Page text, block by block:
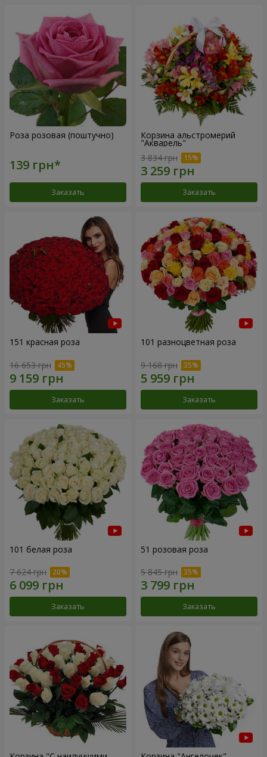
Роза розовая (поштучно)
Заказать
Корзина альстромерий
"Акварель"
3 834 грн
Заказать
151 красная роза
16 653 грн
Заказать
101 разноцветная роза
9 168 грн
Заказать
101 белая роза
7 624 грн
Заказать
51 розовая роза
5 845 грн
Заказать